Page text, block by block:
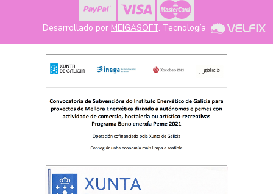
Desarrollado por MEIGASOFT. Tecnología